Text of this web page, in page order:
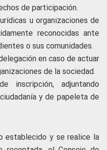
de participación.
u organizaciones de
reconocidas ante
o sus comunidades.
en caso de actuar
de la sociedad.
inscripción, adjuntando
y de papeleta de
establecido y se realice la